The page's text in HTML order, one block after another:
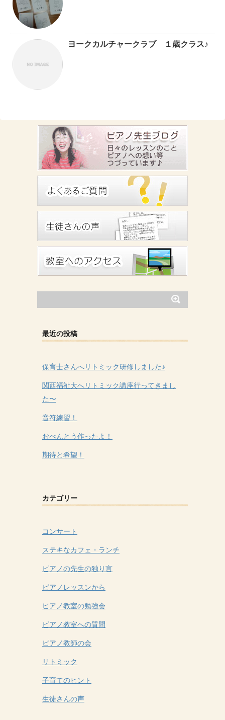
ヨークカルチャークラブ １歳クラス♪
最近の投稿
保育士さんへリトミック研修しました♪
関西福祉大へリトミック講座行ってきまし
た〜
音符練習！
おべんとう作ったよ！
期待と希望！
カテゴリー
コンサート
ステキなカフェ・ランチ
ピアノの先生の独り言
ピアノレッスンから
ピアノ教室の勉強会
ピアノ教室への質問
ピアノ教師の会
リトミック
子育てのヒント
生徒さんの声